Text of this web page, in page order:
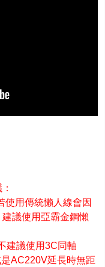
使用傳統懶人線會因
議使用亞霸金鋼懶
建議使用3C同軸
AC220V延長時無距